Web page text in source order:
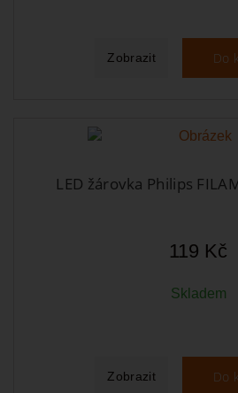
Zobrazit Do
LED žárovka Philips
119 Kč
Skladem
Zobrazit Do